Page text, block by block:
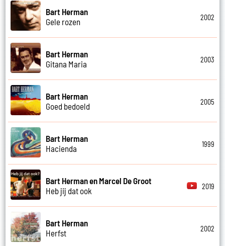
Bart Herman
Gele rozen
2002
Bart Herman
Gitana Maria
2003
Bart Herman
Goed bedoeld
2005
Bart Herman
Hacienda
1999
Bart Herman en Marcel De Groot
Heb jij dat ook
2019
Bart Herman
Herfst
2002